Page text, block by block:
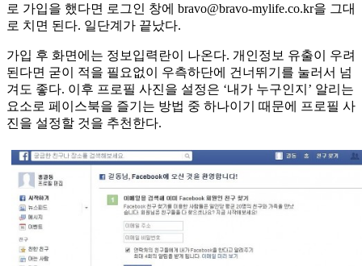
로 가입을 했다면 로그인 창에 bravo@bravo-mylife.co.kr을 그대
로 치면 된다. 일단계가 끝났다.
가입 후 화면에는 정보입력란이 나온다. 개인정보 유출이 우려
된다면 굳이 적을 필요없이 우측하단에 건너뛰기를 눌러서 넘
겨도 좋다. 이후 프로필 사진을 설정은 ‘내가 누구인지’ 알리는
요소로 페이스북을 즐기는 방법 중 하나이기 때문에 프로필 사
진을 설정할 것을 추천한다.